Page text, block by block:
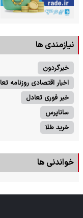
نیازمندی ها
خبرگردون
اخبار اقتصادی روزنامه
خبر فوری تعادل
ساناپرس
خرید طلا
خواندنی ها